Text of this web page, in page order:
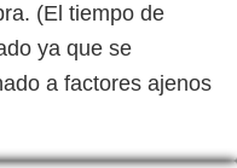
(El tiempo de
ya que se
a factores ajenos